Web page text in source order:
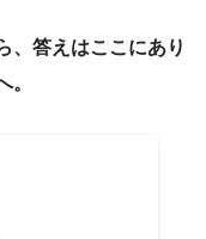
、答えはここにあり
。